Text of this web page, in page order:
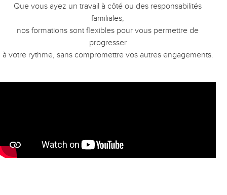
Que vous ayez un travail à côté ou des responsabilités
familiales,
nos formations sont flexibles pour vous permettre de
progresser
à votre rythme, sans compromettre vos autres engagements.